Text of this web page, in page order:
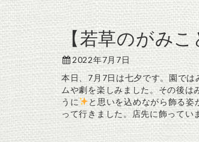
【若草のがみ
2022年7月7日
本日、7月7日は七夕です。園で
ムや劇を楽しみました。その後
うに
と思いを込めながら飾る
って行きました。店先に飾ってい